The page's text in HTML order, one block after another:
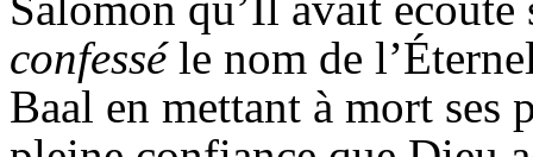
confesséle nom de
Baal en mettant à mort ses